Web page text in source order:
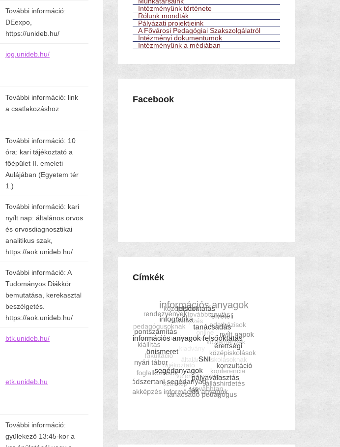
További információ:
DEexpo,
https://unideb.hu/
jog.unideb.hu/
További információ: link
a csatlakozáshoz
További információ: 10
óra: kari tájékoztató a
főépület II. emeleti
Aulájában (Egyetem tér
1.)
További információ: kari
nyílt nap: általános orvos
és orvosdiagnosztikai
analitikus szak,
https://aok.unideb.hu/
További információ: A
Tudományos Diákkör
bemutatása, kerekasztal
beszélgetés.
https://aok.unideb.hu/
btk.unideb.hu/
etk.unideb.hu
További információ:
gyülekező 13:45-kor a
Intézményünk története
Rólunk mondták
Pályázati projektjeink
A Fővárosi Pedagógiai Szakszolgálatról
Intézményi dokumentumok
Intézményünk a médiában
Facebook
Címkék